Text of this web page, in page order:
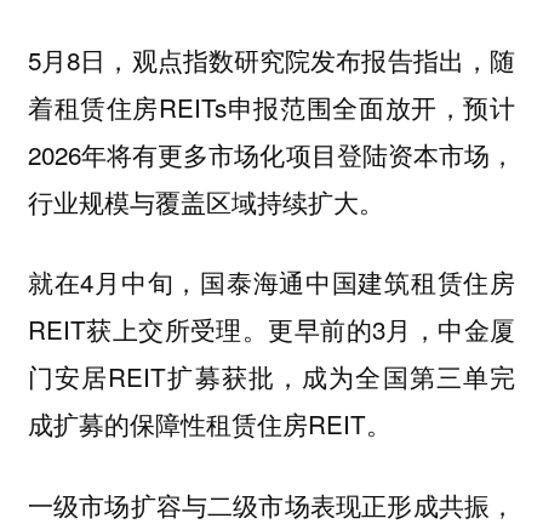
5月8日，观点指数研究院发布报告指出，随
着租赁住房REITs申报范围全面放开，预计
2026年将有更多市场化项目登陆资本市场，
行业规模与覆盖区域持续扩大。
就在4月中旬，国泰海通中国建筑租赁住房
REIT获上交所受理。更早前的3月，中金厦
门安居REIT扩募获批，成为全国第三单完
成扩募的保障性租赁住房REIT。
一级市场扩容与二级市场表现正形成共振，